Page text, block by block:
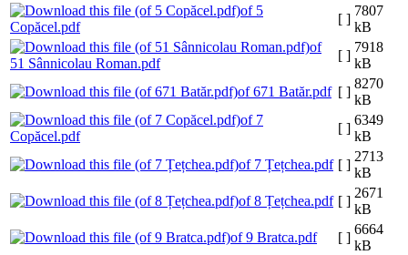
of 5
Copăcel.pdf
[ ]
7807
kB
of
51 Sânnicolau Roman.pdf
[ ]
7918
kB
of 671 Batăr.pdf [ ]
8270
kB
of 7
Copăcel.pdf
[ ]
6349
kB
of 7 Țețchea.pdf [ ]
2713
kB
of 8 Țețchea.pdf [ ]
2671
kB
of 9 Bratca.pdf
[ ]
6664
kB